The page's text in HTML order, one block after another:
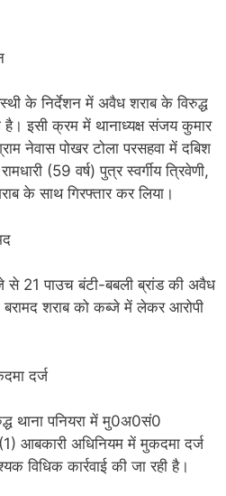
के निर्देशन में अवैध शराब के विरुद्ध
है। इसी क्रम में थानाध्यक्ष संजय कुमार
नेवास पोखर टोला परसहवा में दबिश
(59 वर्ष) पुत्र स्वर्गीय त्रिवेणी,
के साथ गिरफ्तार कर लिया।
से 21 पाउच बंटी-बबली ब्रांड की अवैध
शराब को कब्जे में लेकर आरोपी
दर्ज
थाना पनियरा में मु0अ0सं0
आबकारी अधिनियम में मुकदमा दर्ज
विधिक कार्रवाई की जा रही है।